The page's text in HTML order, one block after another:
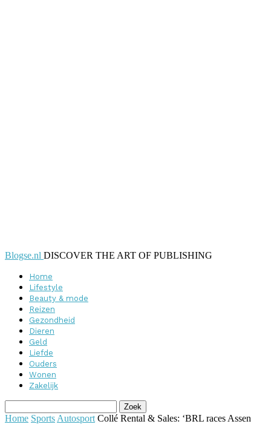
Blogse.nl DISCOVER THE ART OF PUBLISHING
Home
Lifestyle
Beauty & mode
Reizen
Gezondheid
Dieren
Geld
Liefde
Ouders
Wonen
Zakelijk
Home Sports Autosport Collé Rental & Sales: ‘BRL races Assen